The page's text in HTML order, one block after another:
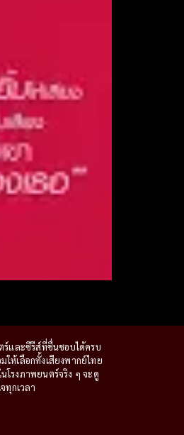
และซีรีส์ที่ชื่นชอบได้ครบ
ให้เลือกทั้งเสียงพากย์ไทย
โรงภาพยนตร์จริง ๆ จะดู
ทุกเวลา